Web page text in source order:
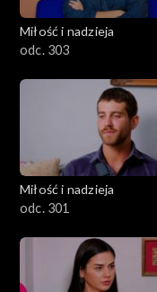
Miłość i nadzieja
odc. 303
Miłość i nadzieja
odc. 301